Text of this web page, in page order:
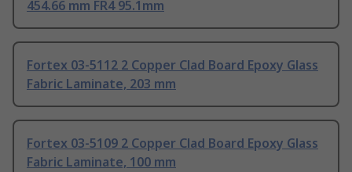
454.66 mm FR4 95.1mm
Fortex 03-5112 2 Copper Clad Board Epoxy Glass
Fabric Laminate, 203 mm
Fortex 03-5109 2 Copper Clad Board Epoxy Glass
Fabric Laminate, 100 mm